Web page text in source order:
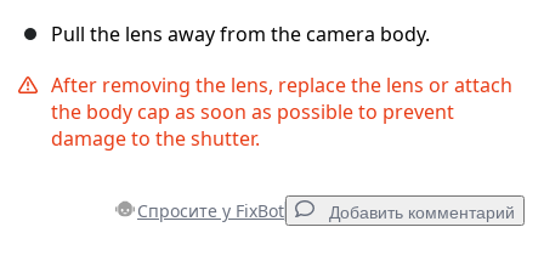
Pull the lens away from the camera body.
After removing the lens, replace the lens or attach
the body cap as soon as possible to prevent
damage to the shutter.
Спросите у FixBot Добавить комментарий